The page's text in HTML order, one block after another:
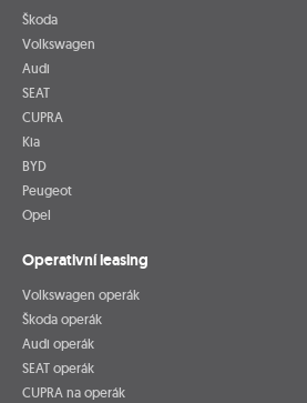
Škoda
Volkswagen
Audi
SEAT
CUPRA
Kia
BYD
Peugeot
Opel
Operativní leasing
Volkswagen operák
Škoda operák
Audi operák
SEAT operák
CUPRA na operák